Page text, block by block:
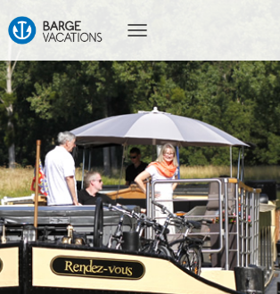
O
G
G
L
N
A
V
I
G
A
T
I
O